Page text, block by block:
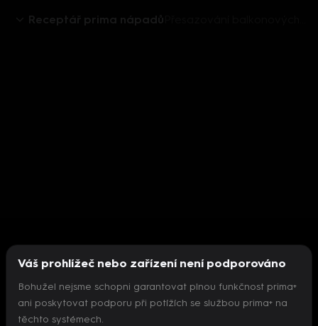
Receptář prima nápadů
Nepodařilo se inicializovat přehrávač
Váš prohlížeč nebo zařízení není podporováno
Bohužel nejsme schopni garantovat plnou funkčnost prima+
ani poskytovat podporu při potížích se službou prima+ na
těchto systémech.